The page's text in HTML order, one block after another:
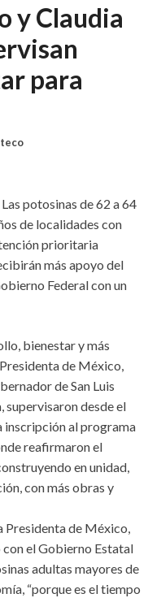
y Claudia
para
Las potosinas de 62 a 64
de localidades con
prioritaria
más apoyo del
Federal con un
bienestar y más
de México,
de San Luis
supervisaron desde el
inscripción al programa
reafirmaron el
en unidad,
con más obras y
Presidenta de México,
el Gobierno Estatal
adultas mayores de
“porque es el tiempo